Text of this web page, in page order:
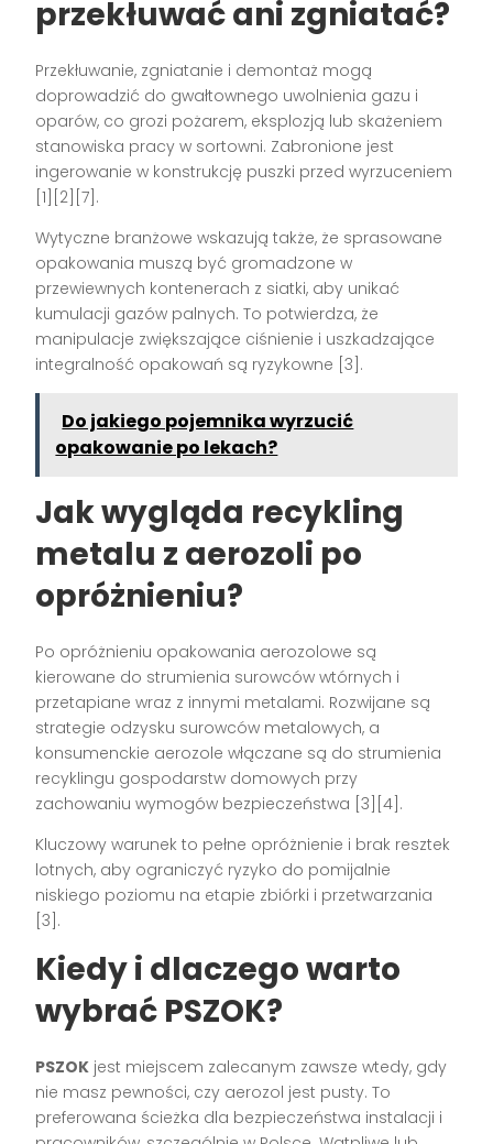
przekłuwać ani zgniatać?
Przekłuwanie, zgniatanie i demontaż mogą
doprowadzić do gwałtownego uwolnienia gazu i
oparów, co grozi pożarem, eksplozją lub skażeniem
stanowiska pracy w sortowni. Zabronione jest
ingerowanie w konstrukcję puszki przed wyrzuceniem
[1][2][7].
Wytyczne branżowe wskazują także, że sprasowane
opakowania muszą być gromadzone w
przewiewnych kontenerach z siatki, aby unikać
kumulacji gazów palnych. To potwierdza, że
manipulacje zwiększające ciśnienie i uszkadzające
integralność opakowań są ryzykowne [3].
Do jakiego pojemnika wyrzucić
opakowanie po lekach?
Jak wygląda recykling
metalu z aerozoli po
opróżnieniu?
Po opróżnieniu opakowania aerozolowe są
kierowane do strumienia surowców wtórnych i
przetapiane wraz z innymi metalami. Rozwijane są
strategie odzysku surowców metalowych, a
konsumenckie aerozole włączane są do strumienia
recyklingu gospodarstw domowych przy
zachowaniu wymogów bezpieczeństwa [3][4].
Kluczowy warunek to pełne opróżnienie i brak resztek
lotnych, aby ograniczyć ryzyko do pomijalnie
niskiego poziomu na etapie zbiórki i przetwarzania
[3].
Kiedy i dlaczego warto
wybrać PSZOK?
PSZOK jest miejscem zalecanym zawsze wtedy, gdy
nie masz pewności, czy aerozol jest pusty. To
preferowana ścieżka dla bezpieczeństwa instalacji i